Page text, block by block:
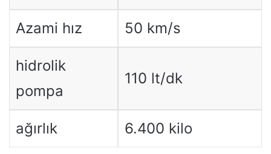
Azami hız 50 km/s
hidrolik
pompa
110 lt/dk
ağırlık 6.400 kilo